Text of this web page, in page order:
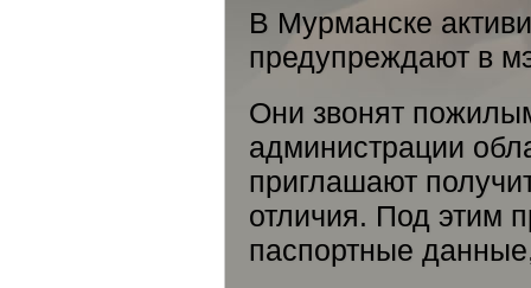
В Мурманске
предупреждают в
Они звонят
администрации
приглашают
отличия. Под этим
паспортные